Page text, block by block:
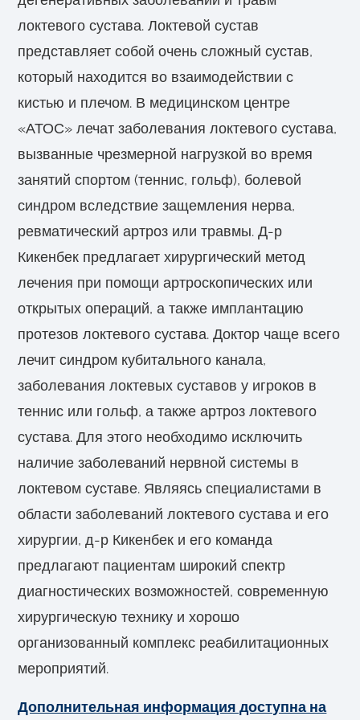
локтевого сустава. Локтевой сустав
представляет собой очень сложный сустав,
который находится во взаимодействии с
кистью и плечом. В медицинском центре
«АТОС» лечат заболевания локтевого сустава,
вызванные чрезмерной нагрузкой во время
занятий спортом (теннис, гольф), болевой
синдром вследствие защемления нерва,
ревматический артроз или травмы. Д-р
Кикенбек предлагает хирургический метод
лечения при помощи артроскопических или
открытых операций, а также имплантацию
протезов локтевого сустава. Доктор чаще всего
лечит синдром кубитального канала,
заболевания локтевых суставов у игроков в
теннис или гольф, а также артроз локтевого
сустава. Для этого необходимо исключить
наличие заболеваний нервной системы в
локтевом суставе. Являясь специалистами в
области заболеваний локтевого сустава и его
хирургии, д-р Кикенбек и его команда
предлагают пациентам широкий спектр
диагностических возможностей, современную
хирургическую технику и хорошо
организованный комплекс реабилитационных
мероприятий.
Дополнительная информация доступна на